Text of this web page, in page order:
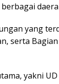
yang
serta
yakni